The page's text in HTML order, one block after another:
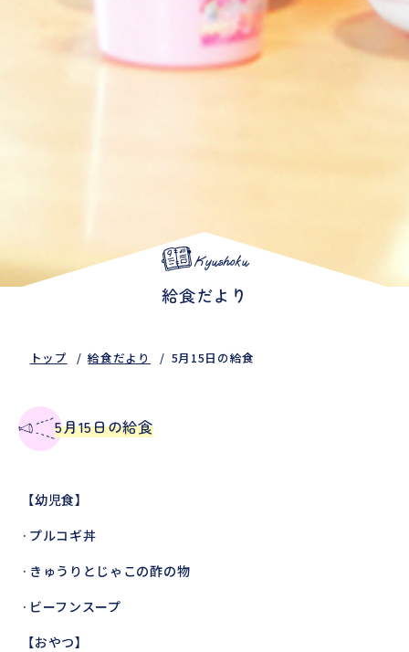
Kyushoku
給食だより
トップ 給食だより 5月15日の給食
5月15日の給食
【幼児食】
·プルコギ丼
·きゅうりとじゃこの酢の物
·ビーフンスープ
【おやつ】